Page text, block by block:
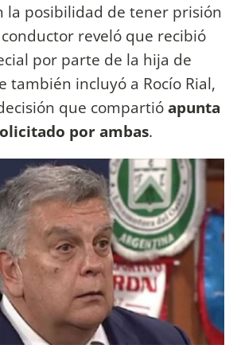
la posibilidad de tener prisión
reveló que recibió
por parte de la hija de
también incluyó a Rocío Rial,
que compartióapunta
por ambas.